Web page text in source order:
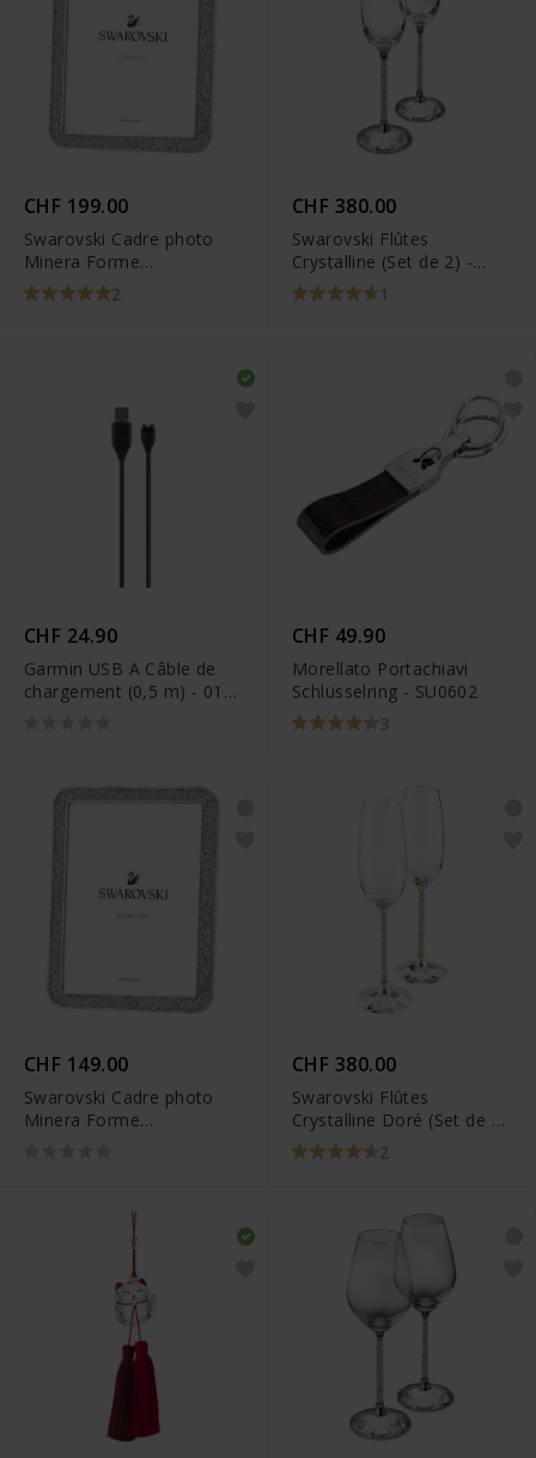
CHF 199.00
Swarovski Cadre photo
Minera Forme
rectangulaire Moyen Ton
argenté - 5351296
2
CHF 380.00
Swarovski Flûtes
Crystalline (Set de 2) -
255678
1
CHF 24.90
Garmin USB A Câble de
chargement (0,5 m) - 010-
CHF 49.90
Morellato Portachiavi
Schlüsselring - SU0602
3
CHF 149.00
Swarovski Cadre photo
Minera Forme
CHF 380.00
Swarovski Flûtes
Crystalline Doré (Set de 2)
- 5102143 2